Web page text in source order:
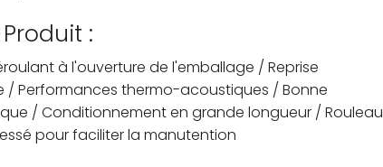
:
à l'ouverture de l'emballage / Reprise
/ Performances thermo-acoustiques / Bonne
/ Conditionnement en grande longueur / Rouleau
pour faciliter la manutention